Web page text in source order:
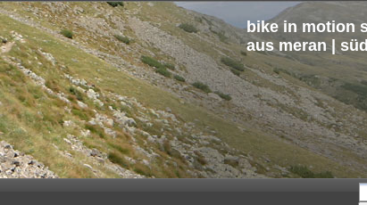
bike in motion
aus meran |